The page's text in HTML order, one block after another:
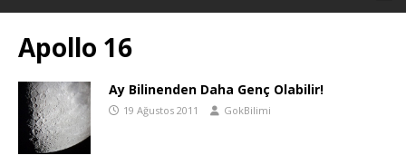
Apollo 16
Ay Bilinenden Daha Genç Olabilir!
19 Ağustos 2011 GokBilimi